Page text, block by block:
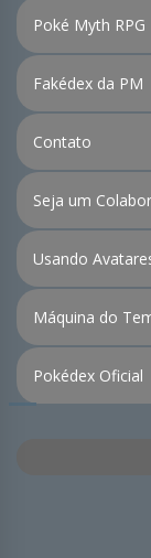
Poké Myth RPG
Fakédex da PM
Contato
Seja um
Usando
Máquina do
Pokédex Oficial